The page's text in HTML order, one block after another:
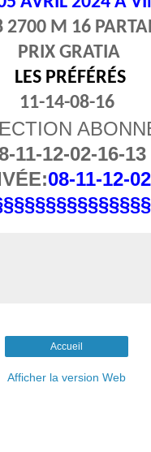
2700 M 16
PRIX GRATIA
LES PRÉFÉRÉS
11-14-08-16
11-12-02-16-13
08-11-12-
Accueil
Afficher la version Web